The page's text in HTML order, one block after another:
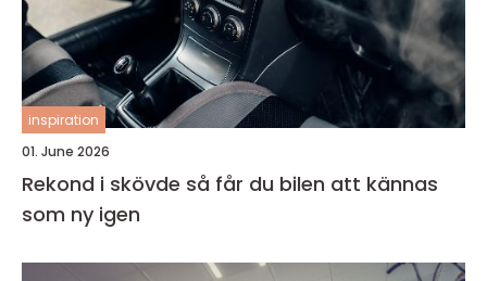
inspiration
01. June 2026
Rekond i skövde så får du bilen att kännas
som ny igen